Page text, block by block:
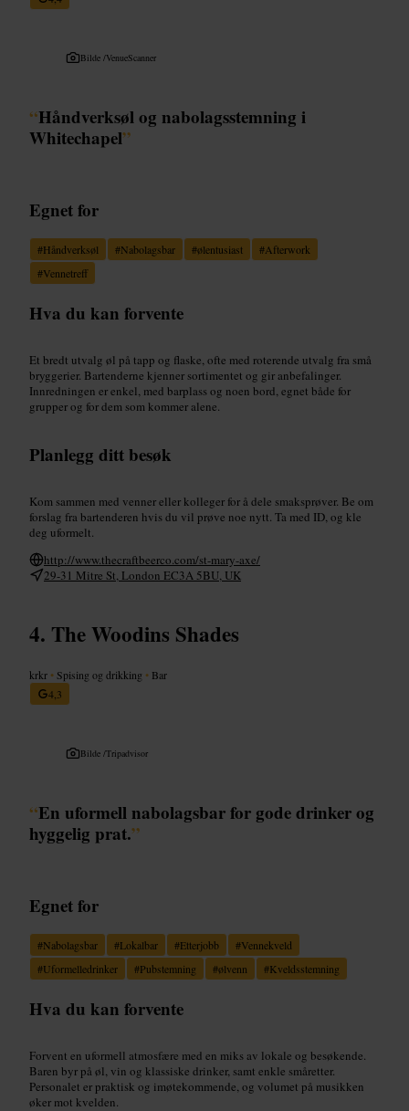
Bilde /VenueScanner
“Håndverksøl og nabolagsstemning i
Whitechapel”
Egnet for
#Håndverksøl #Nabolagsbar #ølentusiast #Afterwork
#Vennetreff
Hva du kan forvente
Et bredt utvalg øl på tapp og flaske, ofte med roterende utvalg fra små
bryggerier. Bartenderne kjenner sortimentet og gir anbefalinger.
Innredningen er enkel, med barplass og noen bord, egnet både for
grupper og for dem som kommer alene.
Planlegg ditt besøk
Kom sammen med venner eller kolleger for å dele smaksprøver. Be om
forslag fra bartenderen hvis du vil prøve noe nytt. Ta med ID, og kle
deg uformelt.
http://www.thecraftbeerco.com/st-mary-axe/
29-31 Mitre St, London EC3A 5BU, UK
The Woodins Shades
krkr • Spising og drikking • Bar
4,3
Bilde /Tripadvisor
“En uformell nabolagsbar for gode drinker og
hyggelig prat.”
Egnet for
#Nabolagsbar #Lokalbar #Etterjobb #Vennekveld
#Uformelledrinker #Pubstemning #ølvenn #Kveldsstemning
Hva du kan forvente
Forvent en uformell atmosfære med en miks av lokale og besøkende.
Baren byr på øl, vin og klassiske drinker, samt enkle småretter.
Personalet er praktisk og imøtekommende, og volumet på musikken
øker mot kvelden.